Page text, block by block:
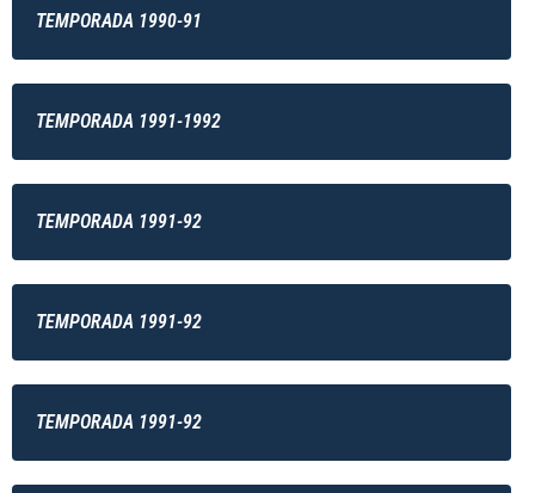
TEMPORADA 1990-91
TEMPORADA 1991-1992
TEMPORADA 1991-92
TEMPORADA 1991-92
TEMPORADA 1991-92